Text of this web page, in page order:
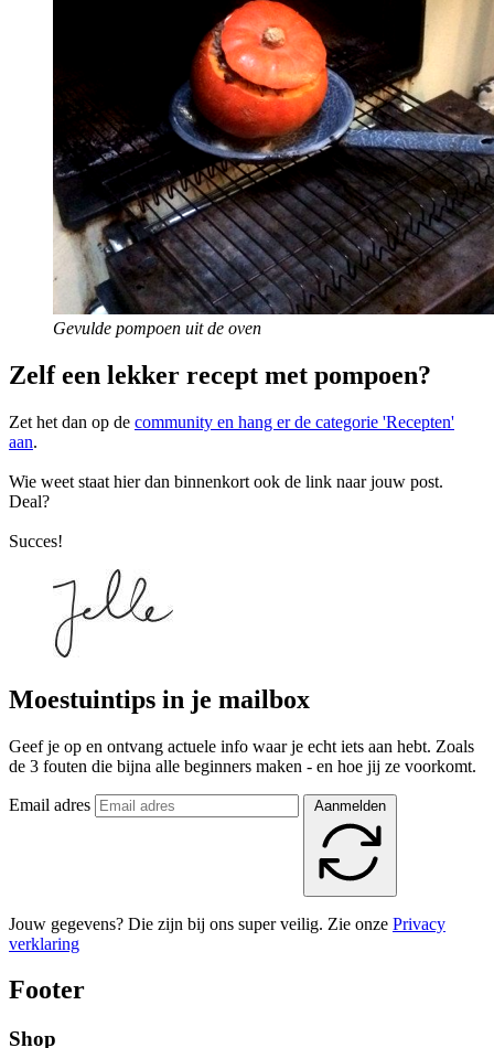
Gevulde pompoen uit de oven
Zelf een lekker recept met pompoen?
Zet het dan op de community en hang er de categorie 'Recepten'
aan.
Wie weet staat hier dan binnenkort ook de link naar jouw post.
Deal?
Succes!
Moestuintips in je mailbox
Geef je op en ontvang actuele info waar je echt iets aan hebt. Zoals
de 3 fouten die bijna alle beginners maken - en hoe jij ze voorkomt.
Email adres Aanmelden
Jouw gegevens? Die zijn bij ons super veilig. Zie onze Privacy
verklaring
Footer
Shop